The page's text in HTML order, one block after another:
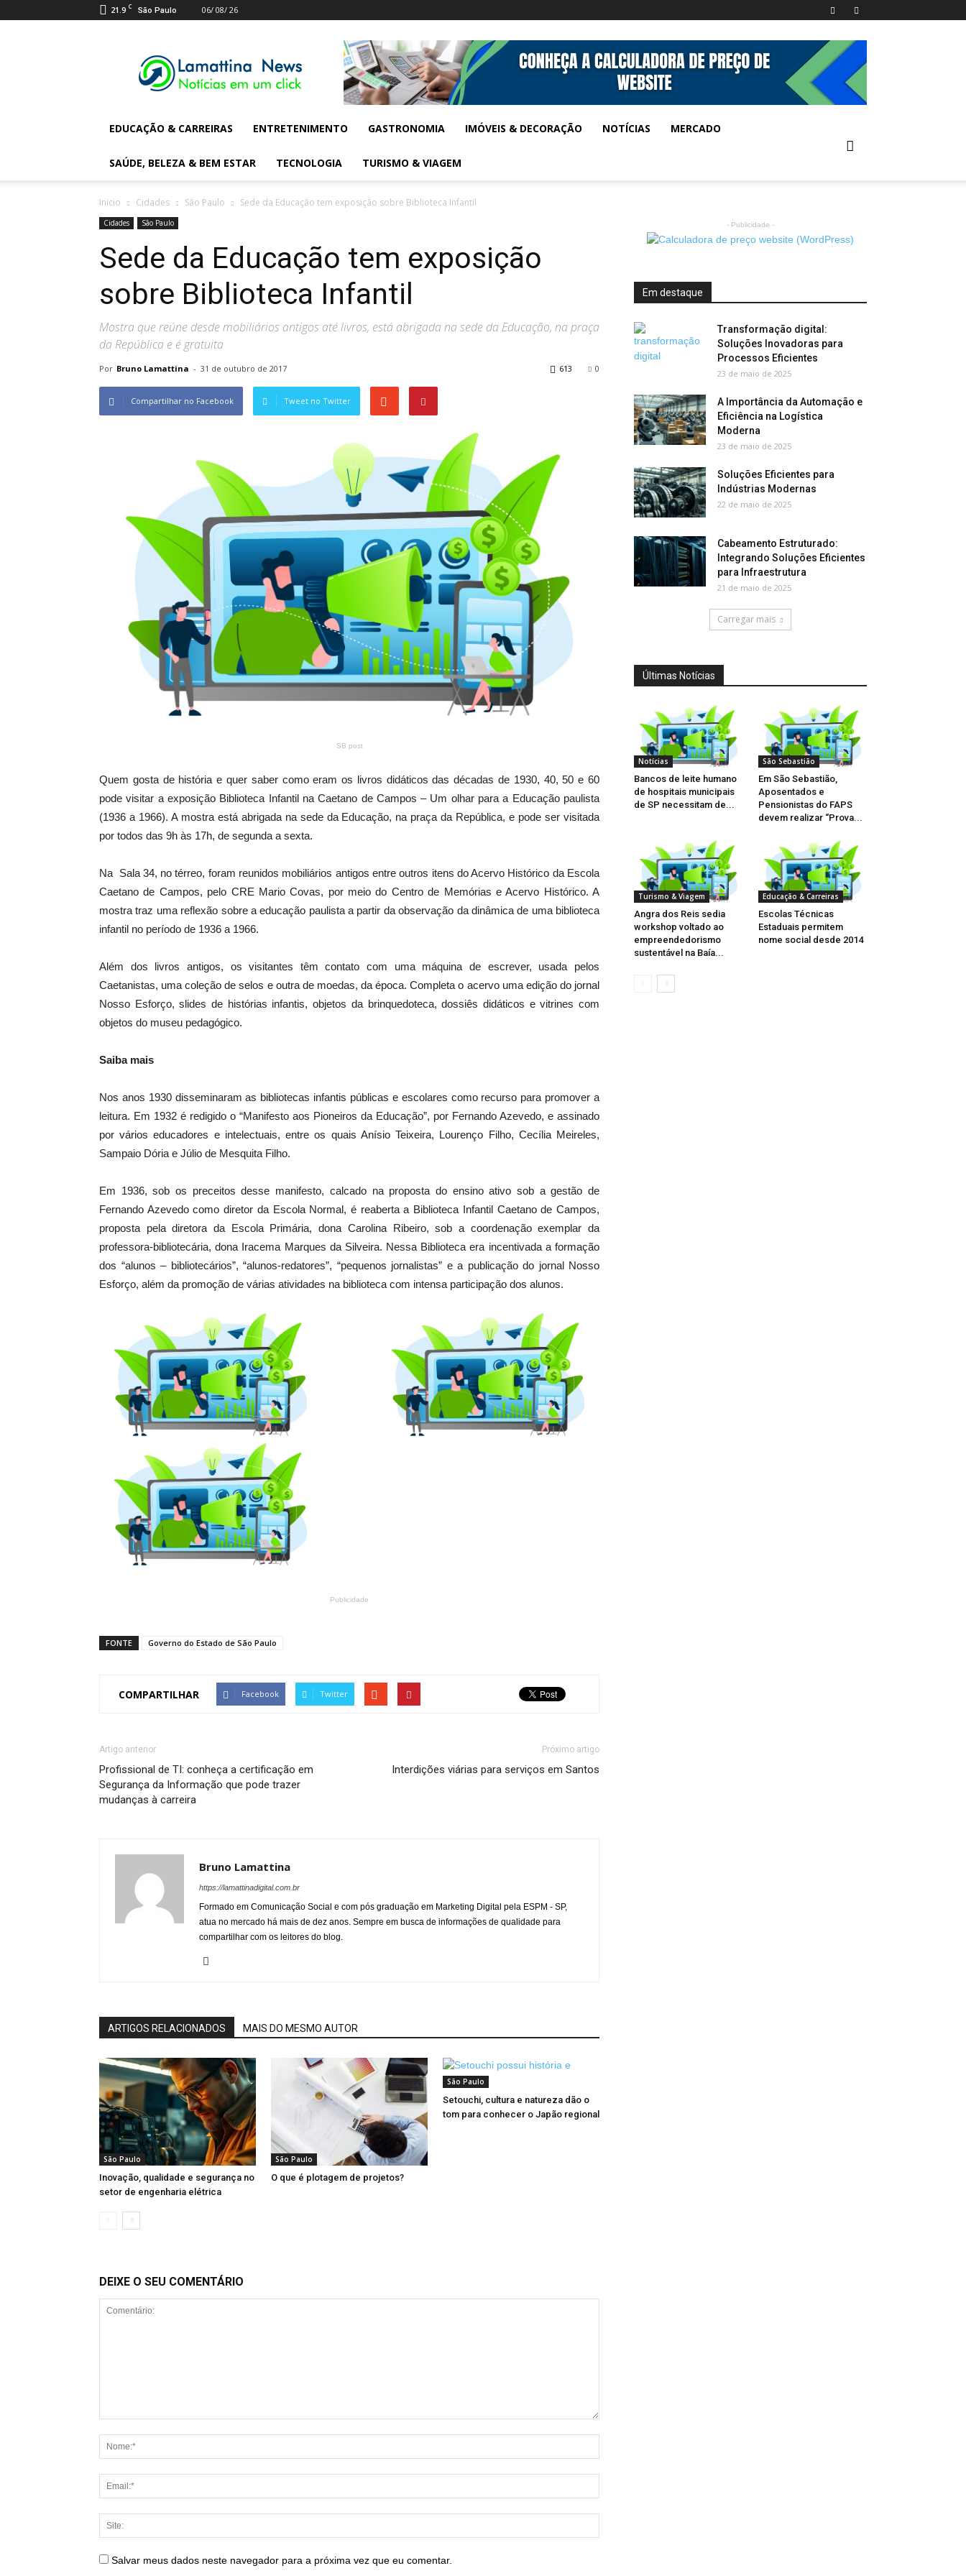
21.9 C São Paulo 06/ 08/ 26
Digital
News
EDUCAÇÃO & CARREIRAS ENTRETENIMENTO GASTRONOMIA IMÓVEIS & DECORAÇÃO NOTÍCIAS MERCADO
SAÚDE, BELEZA & BEM ESTAR TECNOLOGIA TURISMO & VIAGEM
Inicio Cidades São Paulo Sede da Educação tem exposição sobre Biblioteca Infantil
Cidades São Paulo
Sede da Educação tem exposição
sobre Biblioteca Infantil
Mostra que reúne desde mobiliários antigos até livros, está abrigada na sede da Educação, na praça
da República e é gratuita
Por Bruno Lamattina - 31 de outubro de 2017 0
613
Compartilhar no Facebook Tweet no Twitter
SB post
Quem gosta de história e quer saber como eram os livros didáticos das décadas de 1930, 40, 50 e 60
pode visitar a exposição Biblioteca Infantil na Caetano de Campos – Um olhar para a Educação paulista
(1936 a 1966). A mostra está abrigada na sede da Educação, na praça da República, e pode ser visitada
por todos das 9h às 17h, de segunda a sexta.
Na Sala 34, no térreo, foram reunidos mobiliários antigos entre outros itens do Acervo Histórico da Escola
Caetano de Campos, pelo CRE Mario Covas, por meio do Centro de Memórias e Acervo Histórico. A
mostra traz uma reflexão sobre a educação paulista a partir da observação da dinâmica de uma biblioteca
infantil no período de 1936 a 1966.
Além dos livros antigos, os visitantes têm contato com uma máquina de escrever, usada pelos
Caetanistas, uma coleção de selos e outra de moedas, da época. Completa o acervo uma edição do jornal
Nosso Esforço, slides de histórias infantis, objetos da brinquedoteca, dossiês didáticos e vitrines com
objetos do museu pedagógico.
Saiba mais
Nos anos 1930 disseminaram as bibliotecas infantis públicas e escolares como recurso para promover a
leitura. Em 1932 é redigido o “Manifesto aos Pioneiros da Educação”, por Fernando Azevedo, e assinado
por vários educadores e intelectuais, entre os quais Anísio Teixeira, Lourenço Filho, Cecília Meireles,
Sampaio Dória e Júlio de Mesquita Filho.
Em 1936, sob os preceitos desse manifesto, calcado na proposta do ensino ativo sob a gestão de
Fernando Azevedo como diretor da Escola Normal, é reaberta a Biblioteca Infantil Caetano de Campos,
proposta pela diretora da Escola Primária, dona Carolina Ribeiro, sob a coordenação exemplar da
professora-bibliotecária, dona Iracema Marques da Silveira. Nessa Biblioteca era incentivada a formação
dos “alunos – bibliotecários”, “alunos-redatores”, “pequenos jornalistas” e a publicação do jornal Nosso
Esforço, além da promoção de várias atividades na biblioteca com intensa participação dos alunos.
Publicidade
FONTE Governo do Estado de São Paulo
COMPARTILHAR Facebook Twitter
Artigo anterior
Profissional de TI: conheça a certificação em
Segurança da Informação que pode trazer
mudanças à carreira
Próximo artigo
Interdições viárias para serviços em Santos
Bruno Lamattina
https://lamattinadigital.com.br
Formado em Comunicação Social e com pós graduação em Marketing Digital pela ESPM - SP,
atua no mercado há mais de dez anos. Sempre em busca de informações de qualidade para
compartilhar com os leitores do blog.
ARTIGOS RELACIONADOS MAIS DO MESMO AUTOR
São Paulo
Inovação, qualidade e segurança no
setor de engenharia elétrica
São Paulo
O que é plotagem de projetos?
São Paulo
Setouchi, cultura e natureza dão o
tom para conhecer o Japão regional
DEIXE O SEU COMENTÁRIO
Salvar meus dados neste navegador para a próxima vez que eu comentar.
- Publicidade -
Em destaque
Transformação digital:
Soluções Inovadoras para
Processos Eficientes
23 de maio de 2025
A Importância da Automação e
Eficiência na Logística
Moderna
23 de maio de 2025
Soluções Eficientes para
Indústrias Modernas
22 de maio de 2025
Cabeamento Estruturado:
Integrando Soluções Eficientes
para Infraestrutura
21 de maio de 2025
Carregar mais
Últimas Notícias
Notícias
Bancos de leite humano
de hospitais municipais
de SP necessitam de...
São Sebastião
Em São Sebastião,
Aposentados e
Pensionistas do FAPS
devem realizar “Prova...
Turismo & Viagem
Angra dos Reis sedia
workshop voltado ao
empreendedorismo
sustentável na Baía...
Educação & Carreiras
Escolas Técnicas
Estaduais permitem
nome social desde 2014